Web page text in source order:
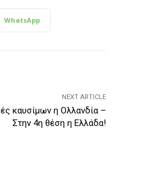
WhatsApp
NEXT ARTICLE
καυσίμων η Ολλανδία –
Στην 4η θέση η Ελλάδα!